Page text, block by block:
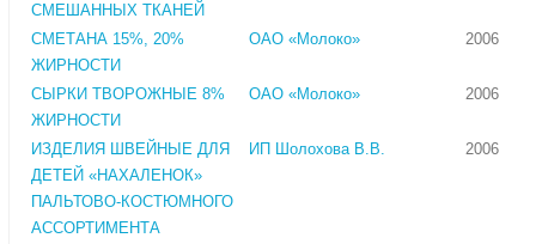
СМЕШАННЫХ ТКАНЕЙ
СМЕТАНА 15%, 20%
ЖИРНОСТИ
ОАО «Молоко» 2006
СЫРКИ ТВОРОЖНЫЕ 8%
ЖИРНОСТИ
ОАО «Молоко» 2006
ИЗДЕЛИЯ ШВЕЙНЫЕ ДЛЯ
ДЕТЕЙ «НАХАЛЕНОК»
ПАЛЬТОВО-КОСТЮМНОГО
АССОРТИМЕНТА
ИП Шолохова В.В. 2006